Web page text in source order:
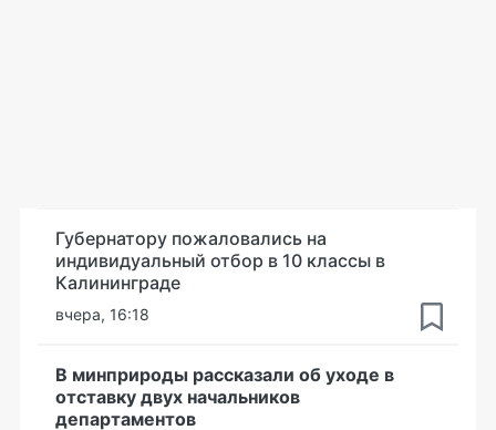
Губернатору пожаловались на
индивидуальный отбор в 10 классы в
Калининграде
вчера, 16:18
В минприроды рассказали об уходе в
отставку двух начальников
департаментов